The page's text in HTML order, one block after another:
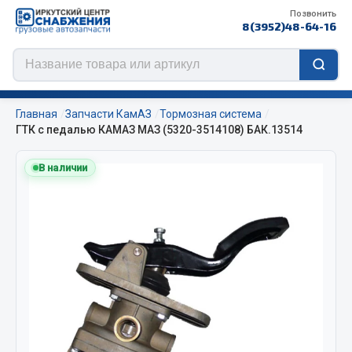
Позвонить
8(3952)48-64-16
Цепи противоскольжения
Изготовление цепей на колеса BOHU
Главная Запчасти КамАЗ
Тормозная система
ГТК с педалью КАМАЗ МАЗ (5320-3514108) БАК.13514
В наличии